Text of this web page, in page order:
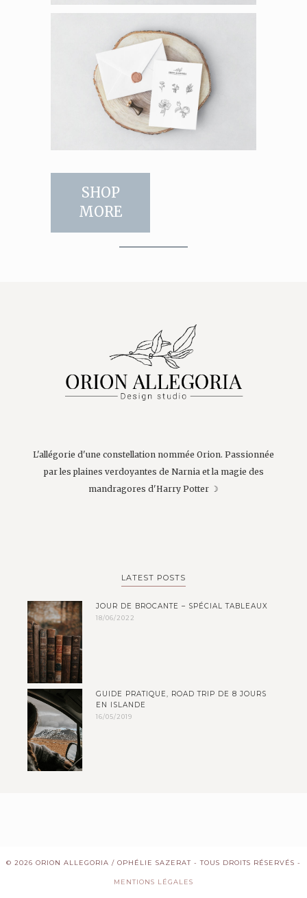
SHOP
MORE
L'allégorie d'une constellation nommée Orion. Passionnée
par les plaines verdoyantes de Narnia et la magie des
mandragores d'Harry Potter ☽
LATEST POSTS
JOUR DE BROCANTE – SPÉCIAL TABLEAUX
18/06/2022
GUIDE PRATIQUE, ROAD TRIP DE 8 JOURS
EN ISLANDE
16/05/2019
© 2026 ORION ALLEGORIA / OPHÉLIE SAZERAT - TOUS DROITS RÉSERVÉS -
MENTIONS LÉGALES